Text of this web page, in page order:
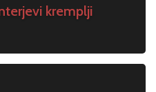
kremplji